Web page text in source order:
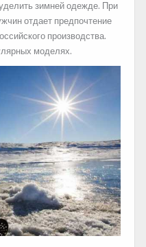
зимней одежде. При
отдает предпочтение
производства.
моделях.